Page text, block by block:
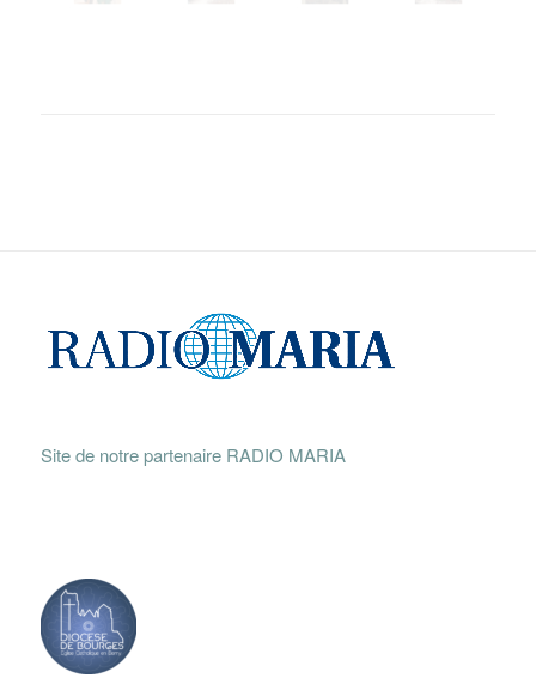
Site de notre partenaire RADIO MARIA